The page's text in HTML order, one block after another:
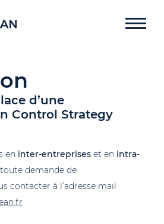
d’une
Control Strategy
en inter-entrepriseset en intra-
demande de
contacter à l’adresse mail